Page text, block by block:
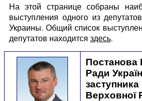
На этой странице собраны
выступления одного из
Украины. Общий список
депутатов находится здесь.
Постанова
Ради
Верховної